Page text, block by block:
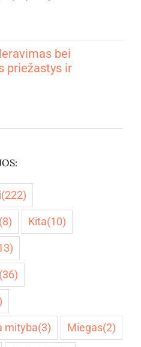
bei
priežastys ir
(222)
(8) Kita(10)
(36)
mityba(3) Miegas(2)